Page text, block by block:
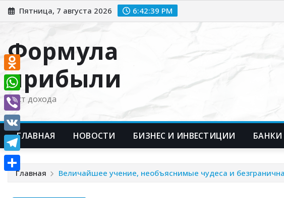
Перейти
к
Пятница, 7 августа 2026 6:42:40 PM
Формула
прибыли
Рост дохода
ГЛАВНАЯ НОВОСТИ БИЗНЕС И ИНВЕСТИЦИИ
Главная Величайшее учение, необъяснимые чудеса и
Odnoklassniki
WhatsApp
Viber
VK
Telegram
Отправить